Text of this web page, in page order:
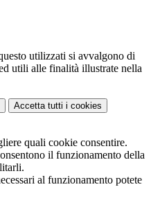
utilizzati si avvalgono di
utili alle finalità illustrate nella
Accetta tutti i cookies
quali cookie consentire.
il funzionamento della
al funzionamento potete